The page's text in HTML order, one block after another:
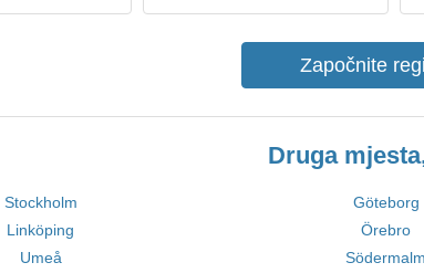
Započnite
Druga
Stockholm Göteborg
Linköping
Örebro
Umeå
Södermalm